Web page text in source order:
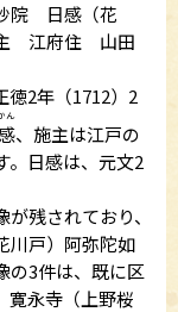
院 日感（花
江府住 山田
徳2年（1712）2
ん
、施主は江戸の
。日感は、元文2
残されており、
川戸）阿弥陀如
の3件は、既に区
寛永寺（上野桜